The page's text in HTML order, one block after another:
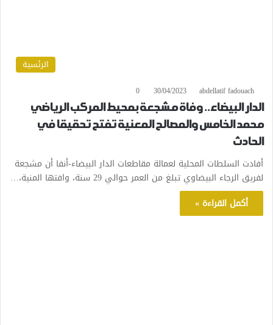
الرئسية
abdellatif fadouach
30/04/2023
0
الدار البيضاء.. وفاة مشجعة بمحيط المركب الرياضي
محمد الخامس والمصالح المعنية تفتح تحقيقا في
الحادث
أفادت السلطات المحلية لعمالة مقاطعات الدار البيضاء-أنفا أن مشجعة
لفريق الرجاء البيضاوي تبلغ من العمر حوالي 29 سنة، وافتها المنية،…
أكمل القراءة »